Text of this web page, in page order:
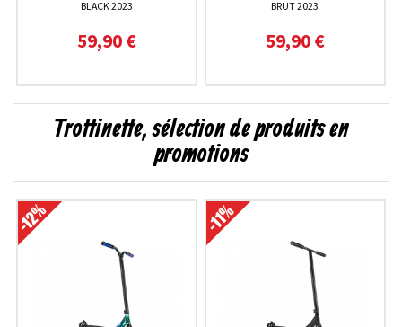
BLACK 2023
59,90 €
BRUT 2023
59,90 €
Trottinette, sélection de produits en
promotions